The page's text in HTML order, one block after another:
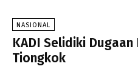
NASIONAL
KADI Selidiki
Tiongkok